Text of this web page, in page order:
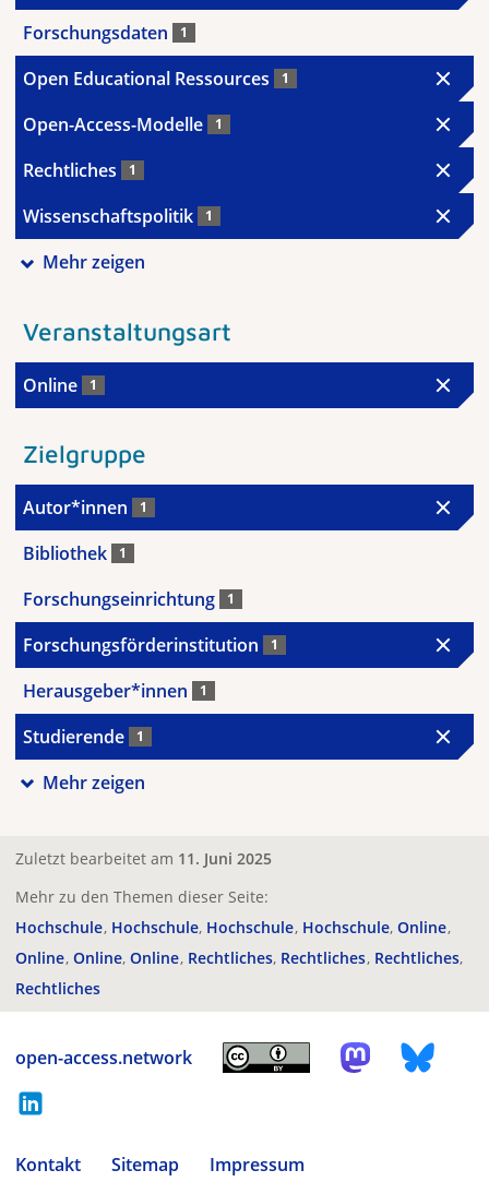
Forschungsdaten 1
Open Educational Ressources 1
Open-Access-Modelle 1
Rechtliches 1
Wissenschaftspolitik 1
Mehr zeigen
Veranstaltungsart
Online 1
Zielgruppe
Autor*innen 1
Bibliothek 1
Forschungseinrichtung 1
Forschungsförderinstitution 1
Herausgeber*innen 1
Studierende 1
Mehr zeigen
Zuletzt bearbeitet am 11. Juni 2025
Mehr zu den Themen dieser Seite:
Hochschule Hochschule Hochschule Hochschule Online
Online Online Online Rechtliches Rechtliches Rechtliches
Rechtliches
open-access.network
Kontakt Sitemap
Impressum